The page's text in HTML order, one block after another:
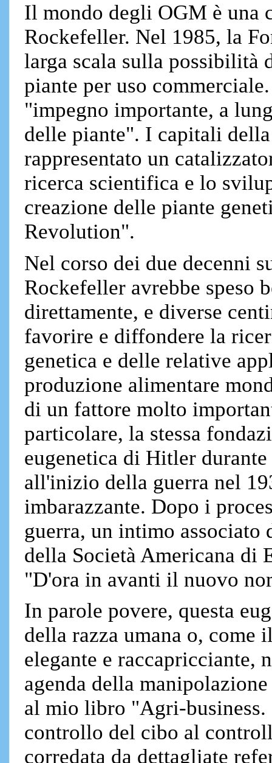
Il mondo degli OGM è una
Rockefeller. Nel 1985, la
larga scala sulla possibilità
piante per uso
"impegno importante, a
delle piante". I capitali
rappresentato un
ricerca scientifica e lo
creazione delle piante
Revolution".
Nel corso dei due decenni
Rockefeller avrebbe
direttamente, e diverse
favorire e diffondere la
genetica e delle relative
produzione alimentare
di un fattore molto
particolare, la stessa
eugenetica di Hitler
all'inizio della guerra nel
imbarazzante. Dopo i
guerra, un intimo
della Società Americana di
"D'ora in avanti il nuovo
In parole povere, questa
della razza umana o,
elegante e raccapricciante,
agenda della
al mio libro "Agri-
controllo del cibo al
corredata da dettagliate